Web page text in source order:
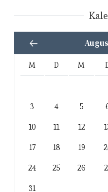
M D M
3
4 5
10
11 12
17
18 19
24
25 26
31